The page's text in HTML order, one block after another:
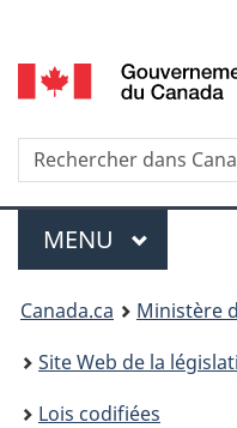
selection
Recherche
Menu
MENU PRINCIPAL
You
are
here:
Canada.ca
Ministère
Site Web de la
Lois codifiées